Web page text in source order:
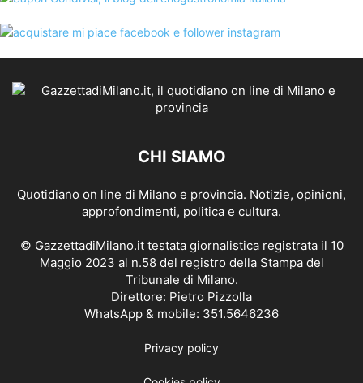
CHI SIAMO
Quotidiano on line di Milano e provincia. Notizie, opinioni,
approfondimenti, politica e cultura.
© GazzettadiMilano.it testata giornalistica registrata il 10
Maggio 2023 al n.58 del registro della Stampa del
Tribunale di Milano.
Direttore: Pietro Pizzolla
WhatsApp & mobile: 351.5646236
Privacy policy